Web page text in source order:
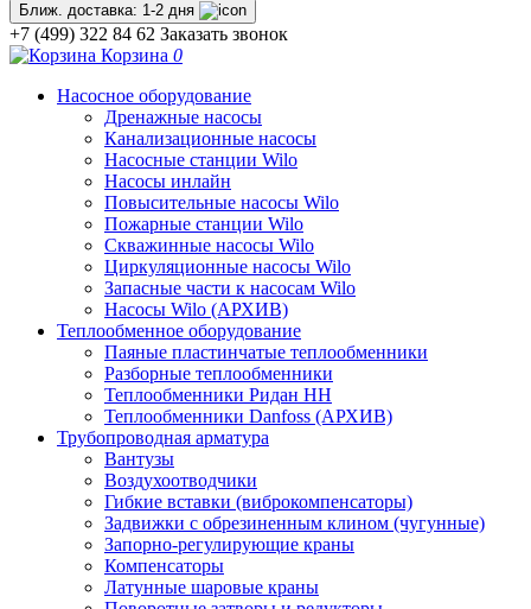
Ближ. доставка: 1-2 дня
+7 (499) 322 84 62 Заказать звонок
Корзина 0
Насосное оборудование
Дренажные насосы
Канализационные насосы
Насосные станции Wilo
Насосы инлайн
Повысительные насосы Wilo
Пожарные станции Wilo
Скважинные насосы Wilo
Циркуляционные насосы Wilo
Запасные части к насосам Wilo
Насосы Wilo (АРХИВ)
Теплообменное оборудование
Паяные пластинчатые теплообменники
Разборные теплообменники
Теплообменники Ридан НН
Теплообменники Danfoss (АРХИВ)
Трубопроводная арматура
Вантузы
Воздухоотводчики
Гибкие вставки (виброкомпенсаторы)
Задвижки с обрезиненным клином (чугунные)
Запорно-регулирующие краны
Компенсаторы
Латунные шаровые краны